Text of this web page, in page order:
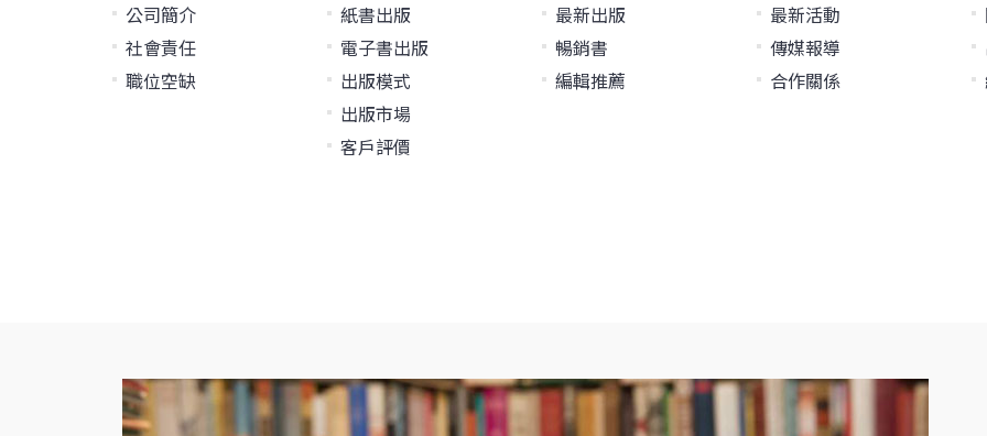
公司簡介
社會責任
職位空缺
紙書出版
電子書出版
出版模式
出版市場
客戶評價
最新出版
暢銷書
編輯推薦
最新活動
傳媒報導
合作關係